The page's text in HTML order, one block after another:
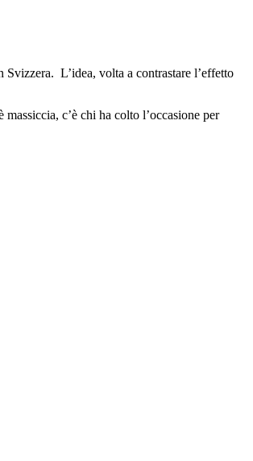
L’idea, volta a contrastare l’effetto
c’è chi ha colto l’occasione per